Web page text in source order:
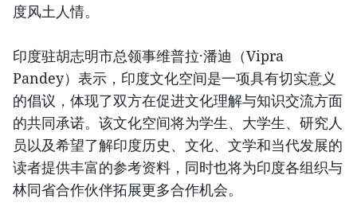
度风土人情。
印度驻胡志明市总领事维普拉·潘迪（Vipra
Pandey）表示，印度文化空间是一项具有切实意义
的倡议，体现了双方在促进文化理解与知识交流方面
的共同承诺。该文化空间将为学生、大学生、研究人
员以及希望了解印度历史、文化、文学和当代发展的
读者提供丰富的参考资料，同时也将为印度各组织与
林同省合作伙伴拓展更多合作机会。